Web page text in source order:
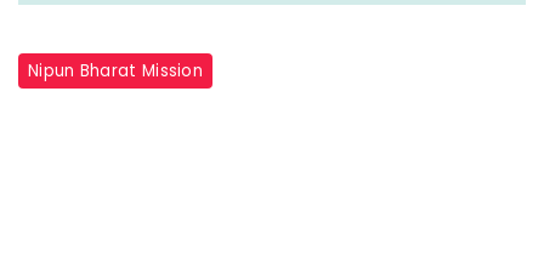
Nipun Bharat Mission